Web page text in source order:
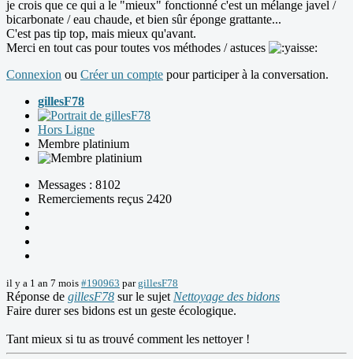
je crois que ce qui a le "mieux" fonctionné c'est un mélange javel /
bicarbonate / eau chaude, et bien sûr éponge grattante...
C'est pas tip top, mais mieux qu'avant.
Merci en tout cas pour toutes vos méthodes / astuces
Connexion ou Créer un compte pour participer à la conversation.
gillesF78
Hors Ligne
Membre platinium
Messages : 8102
Remerciements reçus 2420
il y a 1 an 7 mois #190963 pargillesF78
Réponse de gillesF78 sur le sujet Nettoyage des bidons
Faire durer ses bidons est un geste écologique.
Tant mieux si tu as trouvé comment les nettoyer !